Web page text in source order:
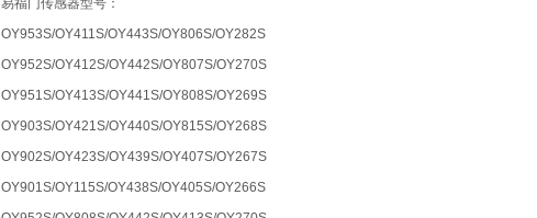
易福门传感器型号：
OY953S/OY411S/OY443S/OY806S/OY282S
OY952S/OY412S/OY442S/OY807S/OY270S
OY951S/OY413S/OY441S/OY808S/OY269S
OY903S/OY421S/OY440S/OY815S/OY268S
OY902S/OY423S/OY439S/OY407S/OY267S
OY901S/OY115S/OY438S/OY405S/OY266S